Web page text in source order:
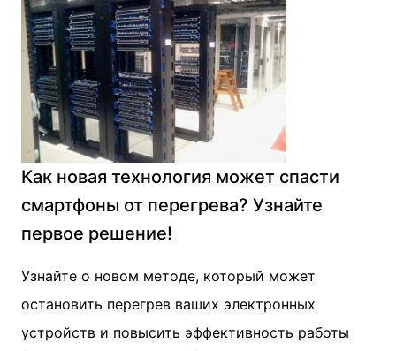
Как новая технология может спасти
смартфоны от перегрева? Узнайте
первое решение!
Узнайте о новом методе, который может
остановить перегрев ваших электронных
устройств и повысить эффективность работы